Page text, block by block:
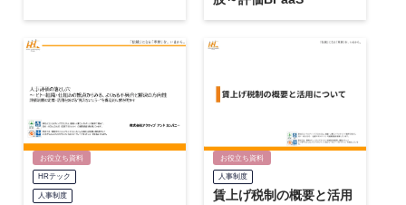
お役立ち資料
HRテック
人事制度
お役立ち資料
人事制度
賃上げ税制の概要と活用